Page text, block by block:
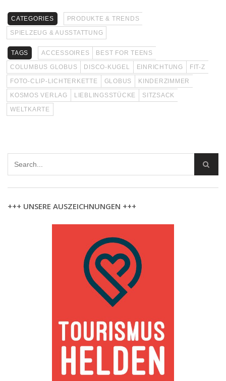
CATEGORIES
PRODUKTE & TRENDS
SPIELZEUG & AUSSTATTUNG
TAGS ACCESSOIRES
BEST FOR TEENS
COLUMBUS GLOBUS
DISCO-KUGEL EINRICHTUNG
FIT-Z
FOTO-CLIP-LICHTERKETTE
GLOBUS
KINDERZIMMER
KOSMOS VERLAG
LIEBLINGSSTÜCKE
SITZSACK
WELTKARTE
+++ UNSERE AUSZEICHNUNGEN +++